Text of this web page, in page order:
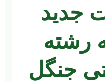
جدید
رشته
جنگل